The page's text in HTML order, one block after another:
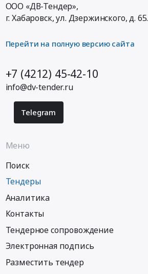
ООО «ДВ-Тендер»,
г. Хабаровск,ул. Дзержинского, д. 65.
Перейти на полную версию сайта
+7 (4212) 45-42-10
info@dv-tender.ru
Telegram
Меню
Поиск
Тендеры
Аналитика
Контакты
Тендерное сопровождение
Электронная подпись
Разместить тендер